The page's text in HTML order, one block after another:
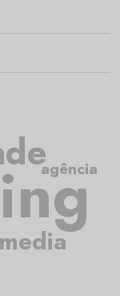
agência